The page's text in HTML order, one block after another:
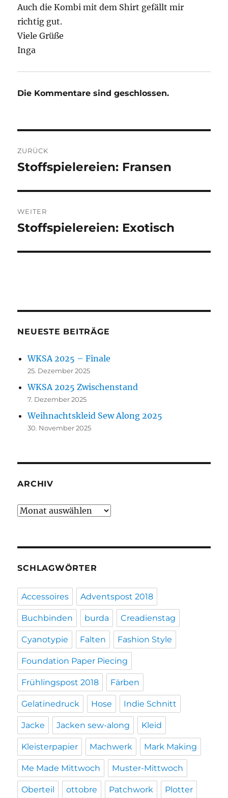
Auch die Kombi mit dem Shirt gefällt mir
richtig gut.
Viele Grüße
Inga
Die Kommentare sind geschlossen.
ZURÜCK
Vorheriger
Stoffspielereien: Fransen
WEITER
Nächster
Stoffspielereien: Exotisch
NEUESTE BEITRÄGE
WKSA 2025 – Finale
25. Dezember 2025
WKSA 2025 Zwischenstand
7. Dezember 2025
Weihnachtskleid Sew Along 2025
30. November 2025
ARCHIV
Archiv
SCHLAGWÖRTER
Accessoires Adventspost 2018
Buchbinden burda Creadienstag
Cyanotypie Falten Fashion Style
Foundation Paper Piecing
Frühlingspost 2018 Färben
Gelatinedruck Hose Indie Schnitt
Jacke Jacken sew-along Kleid
Kleisterpapier Machwerk Mark Making
Me Made Mittwoch Muster-Mittwoch
Oberteil ottobre Patchwork Plotter